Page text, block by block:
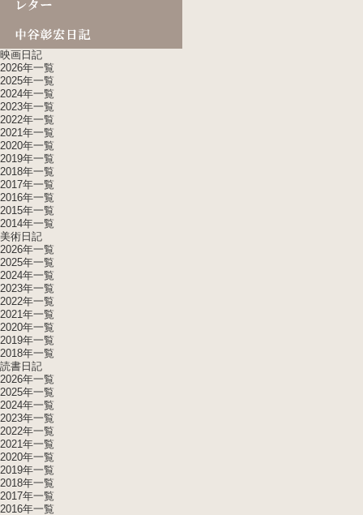
映画日記
2026年一覧
2025年一覧
2024年一覧
2023年一覧
2022年一覧
2021年一覧
2020年一覧
2019年一覧
2018年一覧
2017年一覧
2016年一覧
2015年一覧
2014年一覧
美術日記
2026年一覧
2025年一覧
2024年一覧
2023年一覧
2022年一覧
2021年一覧
2020年一覧
2019年一覧
2018年一覧
読書日記
2026年一覧
2025年一覧
2024年一覧
2023年一覧
2022年一覧
2021年一覧
2020年一覧
2019年一覧
2018年一覧
2017年一覧
2016年一覧